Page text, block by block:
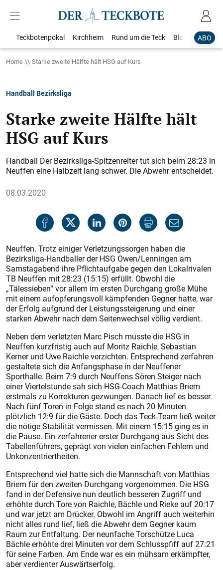
ABO
Teckbotenpokal Kirchheim Rund um die Teck Blaulicht
Home Starke zweite Hälfte hält HSG auf Kurs
Handball Bezirksliga
Starke zweite Hälfte hält
HSG auf Kurs
Handball Der Bezirksliga-Spitzenreiter tut sich beim 28:23 in
Neuffen eine Halbzeit lang schwer. Die Abwehr entscheidet.
08.03.2020
Neuffen. Trotz einiger Verletzungssorgen haben die
Bezirksliga-Handballer der HSG Owen/Lenningen am
Samstagabend ihre Pflichtaufgabe gegen den Lokalrivalen
TB Neuffen mit 28:23 (15:15) erfüllt. Obwohl die
„Tälessieben“ vor allem im ersten Durchgang große Mühe
mit einem aufopferungsvoll kämpfenden Gegner hatte, war
der Erfolg aufgrund der Leistungssteigerung und einer
starken Abwehr nach dem Seitenwechsel völlig verdient.
Neben dem verletzten Marc Pisch musste die HSG in
Neuffen kurzfristig auch auf Moritz Raichle, Sebastian
Kerner und Uwe Raichle verzichten. Entsprechend zerfahren
gestaltete sich die Anfangsphase in der Neuffener
Sporthalle. Beim 7:9 durch Neuffens Sören Steiger nach
einer Viertelstunde sah sich HSG-Coach Matthias Briem
erstmals zu Korrekturen gezwungen. Danach lief es besser.
Nach fünf Toren in Folge stand es nach 20 Minuten
plötzlich 12:9 für die Gäste. Doch das Teck-Team ließ weiter
die nötige Stabilität vermissen. Mit einem 15:15 ging es in
die Pause. Ein zerfahrener erster Durchgang aus Sicht des
Tabellenführers, geprägt von vielen einfachen Fehlern und
Unkonzentriertheiten.
Entsprechend viel hatte sich die Mannschaft von Matthias
Briem für den zweiten Durchgang vorgenommen. Die HSG
fand in der Defensive nun deutlich besseren Zugriff und
erhöhte durch Tore von Raichle, Bächle und Rieke auf 20:17
und war jetzt am Drücker. Obwohl im Angriff auch weiterhin
nicht alles rund lief, ließ die Abwehr dem Gegner kaum
Raum zur Entfaltung. Der neunfache Torschütze Luca
Bächle erhöhte drei Minuten vor dem Schlusspfiff auf 27:21
für seine Farben. Am Ende war es ein mühsam erkämpfter,
aber verdienter Auswärtserfolg.